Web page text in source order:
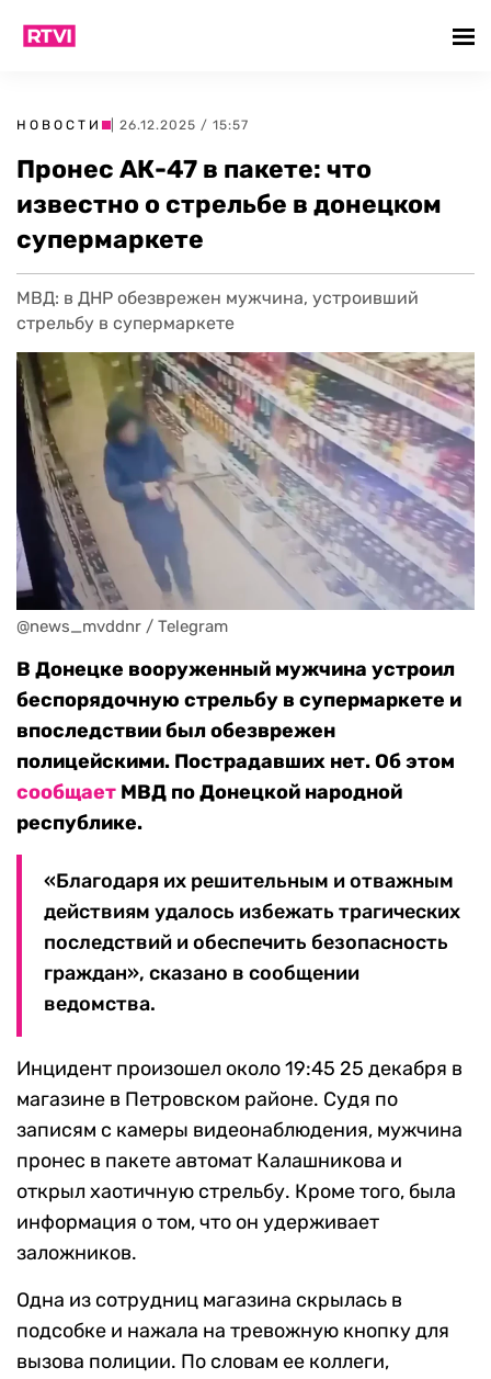
НОВОСТИ | 26.12.2025 / 15:57
Пронес АК-47 в пакете: что
известно о стрельбе в донецком
супермаркете
МВД: в ДНР обезврежен мужчина, устроивший
стрельбу в супермаркете
@news_mvddnr / Telegram
В Донецке вооруженный мужчина устроил
беспорядочную стрельбу в супермаркете и
впоследствии был обезврежен
полицейскими. Пострадавших нет. Об этом
сообщает МВД по Донецкой народной
республике.
«Благодаря их решительным и отважным
действиям удалось избежать трагических
последствий и обеспечить безопасность
граждан», сказано в сообщении
ведомства.
Инцидент произошел около 19:45 25 декабря в
магазине в Петровском районе. Судя по
записям с камеры видеонаблюдения, мужчина
пронес в пакете автомат Калашникова и
открыл хаотичную стрельбу. Кроме того, была
информация о том, что он удерживает
заложников.
Одна из сотрудниц магазина скрылась в
подсобке и нажала на тревожную кнопку для
вызова полиции. По словам ее коллеги,